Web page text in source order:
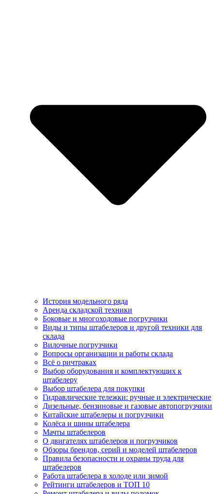
История модельного ряда
Аренда складской техники
Боковые и многоходовые погрузчики
Виды и типы штабелеров и другой техники для
склада
Вилочные погрузчики
Вопросы организации и работы склада
Всё о ричтраках
Выбор оборудования и комплектующих к
штабелеру
Выбор штабелера для покупки
Гидравлические тележки: ручные и электрические
Дизельные, бензиновые и газовые автопогрузчики
Китайские штабелеры и погрузчики
Колёса и шины штабелера
Мачты штабелеров
О двигателях штабелеров и погрузчиков
Обзоры брендов, серий и моделей штабелеров
Правила безопасности и охраны труда для
штабелеров
Работа штабелера в холоде или зимой
Рейтинги штабелеров и ТОП 10